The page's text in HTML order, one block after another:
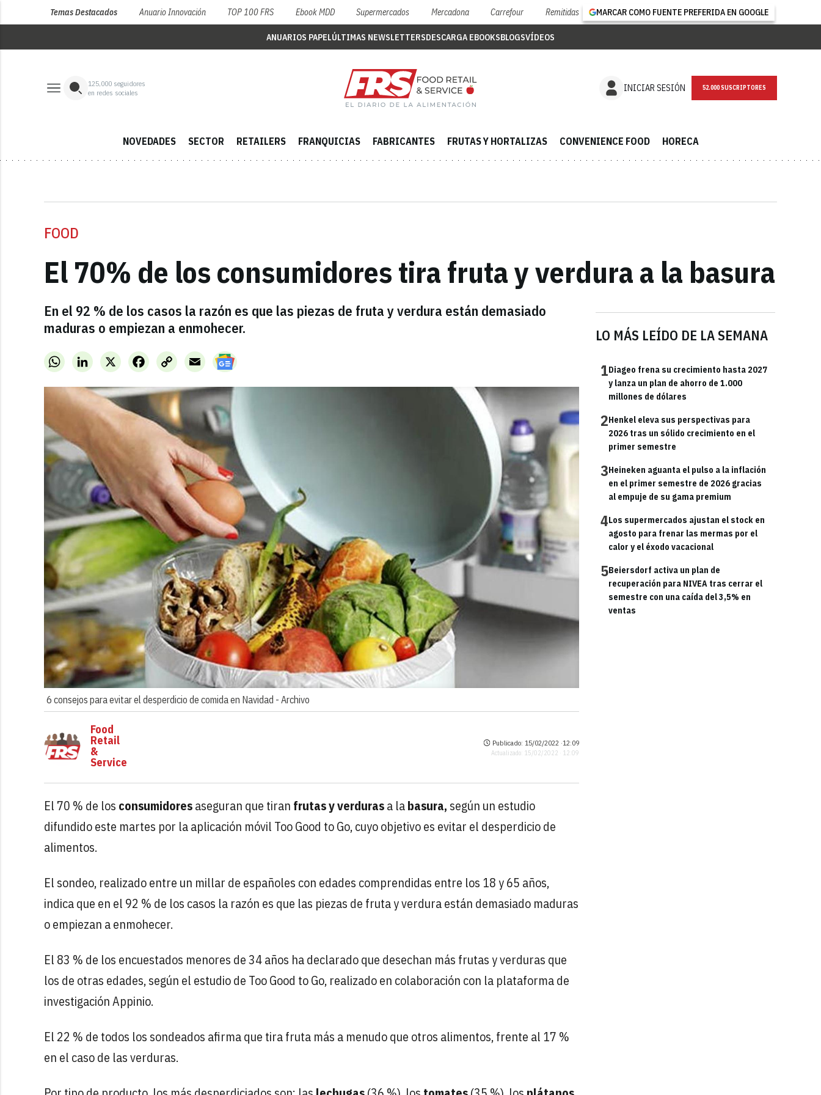
Temas Destacados Anuario Innovación TOP 100 FRS Ebook MDD Supermercados Mercadona Carrefour Remitidas MARCAR COMO FUENTE PREFERIDA EN GOOGLE
ANUARIOS PAPELÚLTIMAS NEWSLETTERSDESCARGA EBOOKSBLOGSVÍDEOS
125,000 seguidores
en redes sociales
INICIAR SESIÓN NEWSLETTER
NOVEDADES SECTOR RETAILERS FRANQUICIAS FABRICANTES FRUTAS Y HORTALIZAS CONVENIENCE FOOD HORECA
FOOD
El 70% de los consumidores tira fruta y verdura a la basura
En el 92 % de los casos la razón es que las piezas de fruta y verdura están demasiado
maduras o empiezan a enmohecer.
WhatsAppLinkedInX FacebookCopy
Link
Email
6 consejos para evitar el desperdicio de comida en Navidad - Archivo
LO MÁS LEÍDO DE LA SEMANA
1Diageo frena su crecimiento hasta 2027
y lanza un plan de ahorro de 1.000
millones de dólares
2Henkel eleva sus perspectivas para
2026 tras un sólido crecimiento en el
primer semestre
3Heineken aguanta el pulso a la inflación
en el primer semestre de 2026 gracias
al empuje de su gama premium
4Los supermercados ajustan el stock en
agosto para frenar las mermas por el
calor y el éxodo vacacional
5Beiersdorf activa un plan de
recuperación para NIVEA tras cerrar el
semestre con una caída del 3,5% en
ventas
Food
Retail
&
Service
Publicado: 15/02/2022 ·12:09
Actualizado: 15/02/2022 · 12:09
El 70 % de los consumidoresaseguran que tiran frutas y verdurasa labasura, según un estudio
difundido este martes por la aplicación móvil Too Good to Go, cuyo objetivo es evitar el desperdicio de
alimentos.
El sondeo, realizado entre un millar de españoles con edades comprendidas entre los 18 y 65 años,
indica que en el 92 % de los casos la razón es que las piezas de fruta y verdura están demasiado maduras
o empiezan a enmohecer.
El 83 % de los encuestados menores de 34 años ha declarado que desechan más frutas y verduras que
los de otras edades, según el estudio de Too Good to Go, realizado en colaboración con la plataforma de
investigación Appinio.
El 22 % de todos los sondeados afirma que tira fruta más a menudo que otros alimentos, frente al 17 %
en el caso de las verduras.